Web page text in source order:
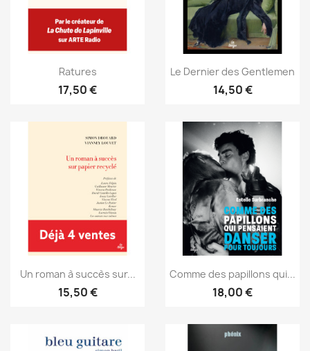
Ratures
17,50 €
Le Dernier des Gentlemen
14,50 €
Un roman à succès sur...
15,50 €
Comme des papillons qui...
18,00 €